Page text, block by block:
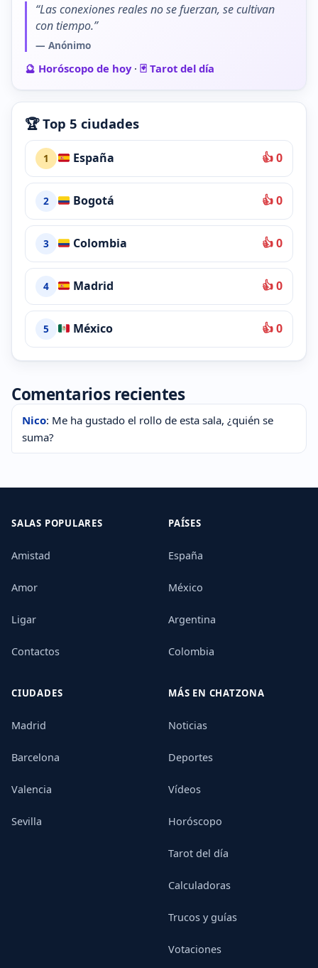
“Las conexiones reales no se fuerzan, se cultivan
con tiempo.”
— Anónimo
🔮 Horóscopo de hoy· 🃏 Tarot del día
🏆 Top 5 ciudades
1 España 👍 0
2 Bogotá 👍 0
3 Colombia 👍 0
4 Madrid 👍 0
5 México 👍 0
Comentarios recientes
Nico: Me ha gustado el rollo de esta sala, ¿quién se
suma?
SALAS POPULARES
Amistad
Amor
Ligar
Contactos
PAÍSES
España
México
Argentina
Colombia
CIUDADES
Madrid
Barcelona
Valencia
Sevilla
MÁS EN CHATZONA
Noticias
Deportes
Vídeos
Horóscopo
Tarot del día
Calculadoras
Trucos y guías
Votaciones